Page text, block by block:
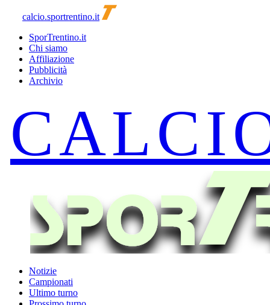
calcio.sportrentino.it
SporTrentino.it
Chi siamo
Affiliazione
Pubblicità
Archivio
Notizie
Campionati
Ultimo turno